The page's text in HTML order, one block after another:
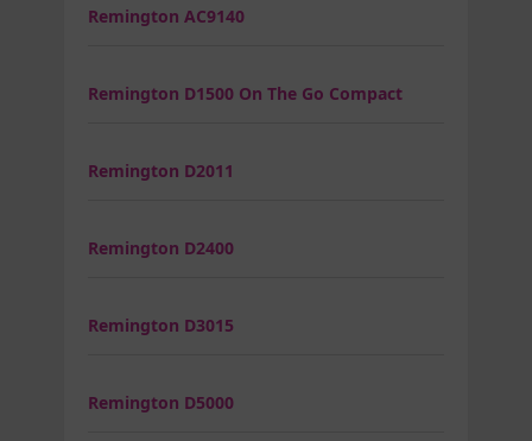
Remington AC9140
Remington D1500 On The Go Compact
Remington D2011
Remington D2400
Remington D3015
Remington D5000